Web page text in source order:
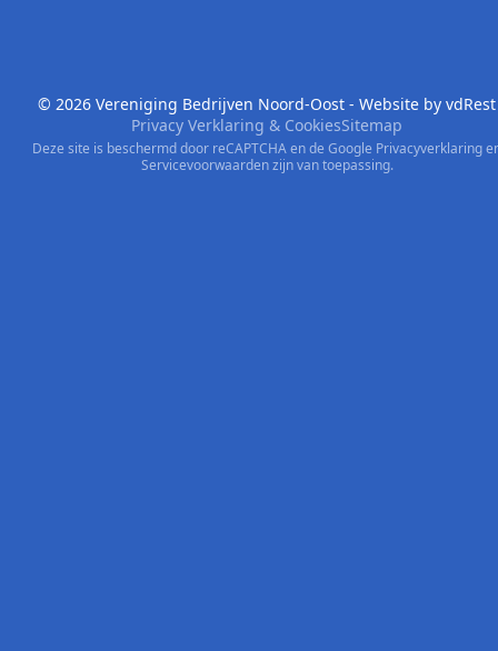
© 2026 Vereniging Bedrijven Noord-Oost - Website by vdRest
Privacy Verklaring & CookiesSitemap
Deze site is beschermd door reCAPTCHA en de Google Privacyverklaring
Servicevoorwaardenzijn van toepassing.